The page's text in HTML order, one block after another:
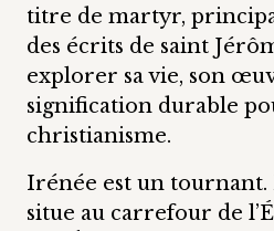
titre de martyr,
des écrits de saint
explorer sa vie, son
signification durable
christianisme.
Irénée est un tournant.
situe au carrefour de